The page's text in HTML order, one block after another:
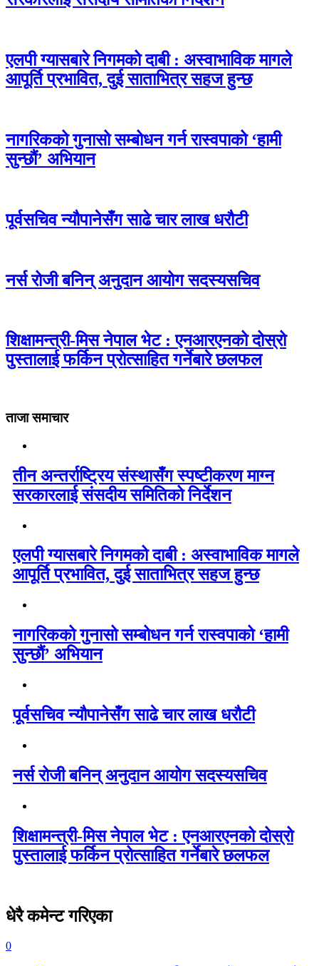
एलपी ग्यासबारे निगमको दाबी : अस्वाभाविक मागले
आपूर्ति प्रभावित, दुई साताभित्र सहज हुन्छ
नागरिकको गुनासो सम्बोधन गर्न रास्वपाको ‘हामी
सुन्छौं’ अभियान
पूर्वसचिव न्यौपानेसँग साढे चार लाख धरौटी
नर्स रोजी बनिन् अनुदान आयोग सदस्यसचिव
शिक्षामन्त्री-मिस नेपाल भेट : एनआरएनको दोस्रो
पुस्तालाई फर्किन प्रोत्साहित गर्नेबारे छलफल
ताजा समाचार
तीन अन्तर्राष्ट्रिय संस्थासँग स्पष्टीकरण माग्न
सरकारलाई संसदीय समितिको निर्देशन
एलपी ग्यासबारे निगमको दाबी : अस्वाभाविक मागले
आपूर्ति प्रभावित, दुई साताभित्र सहज हुन्छ
नागरिकको गुनासो सम्बोधन गर्न रास्वपाको ‘हामी
सुन्छौं’ अभियान
पूर्वसचिव न्यौपानेसँग साढे चार लाख धरौटी
नर्स रोजी बनिन् अनुदान आयोग सदस्यसचिव
शिक्षामन्त्री-मिस नेपाल भेट : एनआरएनको दोस्रो
पुस्तालाई फर्किन प्रोत्साहित गर्नेबारे छलफल
धेरै कमेन्ट गरिएका
0